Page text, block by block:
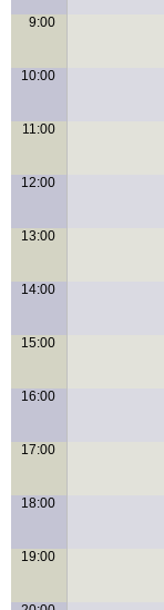
9:00
10:00
11:00
12:00
13:00
14:00
15:00
16:00
17:00
18:00
19:00